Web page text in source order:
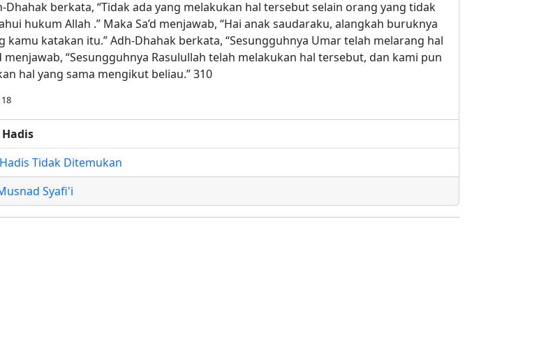
Dhahak berkata, “Tidak ada yang melakukan hal tersebut selain orang yang tidak
hukum Allah .” Maka Sa’d menjawab, “Hai anak saudaraku, alangkah buruknya
kamu katakan itu.” Adh-Dhahak berkata, “Sesungguhnya Umar telah melarang hal
menjawab, “Sesungguhnya Rasulullah telah melakukan hal tersebut, dan kami pun
hal yang sama mengikut beliau.” 310
18
Tidak Ditemukan
Syafi'i